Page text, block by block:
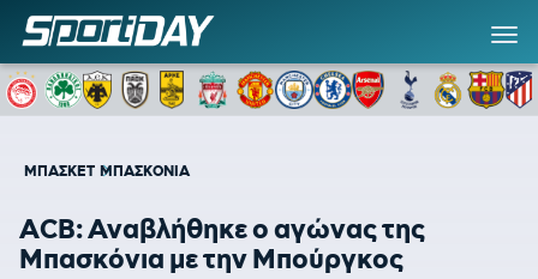
ΜΠΑΣΚΕΤ ΜΠΑΣΚΟΝΙΑ
ACB: Αναβλήθηκε ο αγώνας της
Μπασκόνια με την Μπούργκος